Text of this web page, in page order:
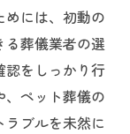
には、初動の
葬儀業者の選
認をしっかり行
ペット葬儀の
ブルを未然に